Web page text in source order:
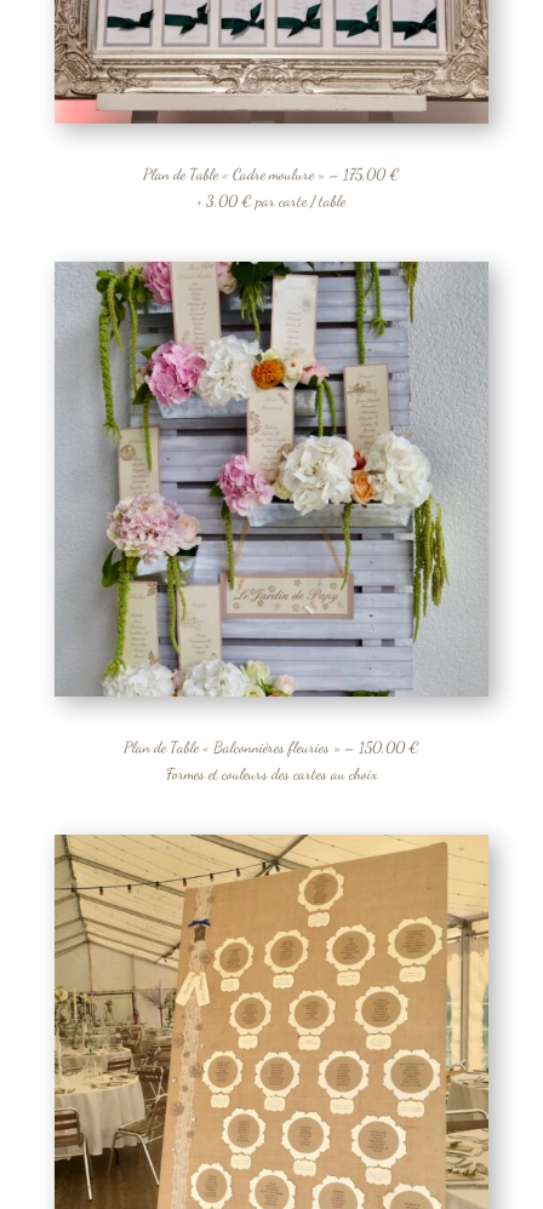
Plan de Table « Cadre moulure » – 175,00 €
+ 3,00 € par carte / table
Plan de Table « Balconnières fleuries » – 150,00 €
Formes et couleurs des cartes au choix